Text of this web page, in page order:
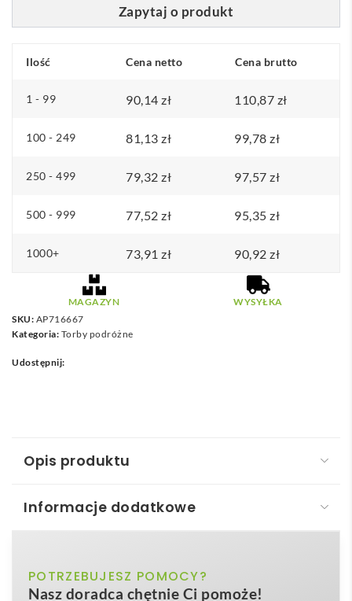
Zapytaj o produkt
Ilość Cena netto Cena brutto
1 - 99 90,14 zł 110,87 zł
100 - 249 81,13 zł 99,78 zł
250 - 499 79,32 zł 97,57 zł
500 - 999 77,52 zł 95,35 zł
1000+ 73,91 zł 90,92 zł
MAGAZYN
WYSYŁKA
SKU: AP716667
Kategoria: Torby podróżne
Udostępnij:
Opis produktu
to o wiele więcej niż zwykła osłona garnituru – to
Informacje dodatkowe
Kolor
biały, czarny
POTRZEBUJESZ POMOCY?
Nasz doradca chętnie Ci pomoże!